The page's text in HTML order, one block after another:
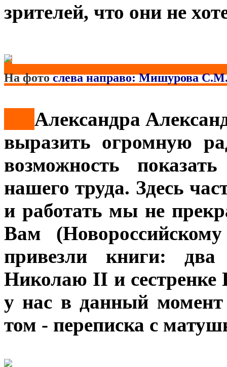
зрителей, что они не
На фотослева направо: Мишурова
Александра
выразить огромную
возможность
нашего труда. Здесь
и работать мы не
Вам
привезли книги:
Николаю II и сестренке
у нас в данный момент
том - переписка с